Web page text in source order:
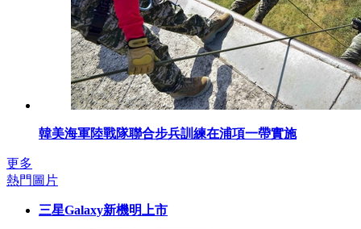
韓美海軍陸戰隊聯合步兵訓練在浦項一帶實施
更多
熱門圖片
三星Galaxy新機明上市